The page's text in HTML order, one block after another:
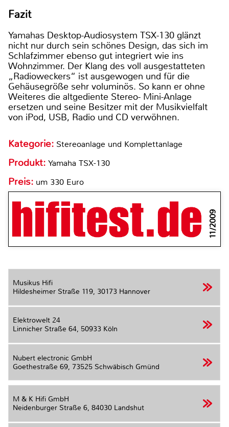
Fazit
Yamahas Desktop-Audiosystem TSX-130 glänzt
nicht nur durch sein schönes Design, das sich im
Schlafzimmer ebenso gut integriert wie ins
Wohnzimmer. Der Klang des voll ausgestatteten
„Radioweckers“ ist ausgewogen und für die
Gehäusegröße sehr voluminös. So kann er ohne
Weiteres die altgediente Stereo- Mini-Anlage
ersetzen und seine Besitzer mit der Musikvielfalt
von iPod, USB, Radio und CD verwöhnen.
Kategorie: Stereoanlage und Komplettanlage
Produkt: Yamaha TSX-130
Preis: um 330 Euro
11/2009
Musikus Hifi
Hildesheimer Straße 119, 30173 Hannover
Elektrowelt 24
Linnicher Straße 64, 50933 Köln
Nubert electronic GmbH
Goethestraße 69, 73525 Schwäbisch Gmünd
M & K Hifi GmbH
Neidenburger Straße 6, 84030 Landshut